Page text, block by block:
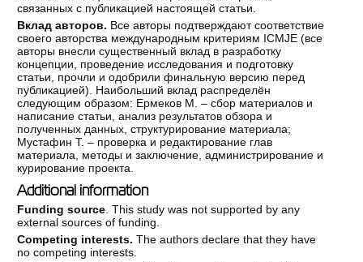
связанных с публикацией настоящей статьи.
Вклад авторов. Все авторы подтверждают соответствие
своего авторства международным критериям ICMJE (все
авторы внесли существенный вклад в разработку
концепции, проведение исследования и подготовку
статьи, прочли и одобрили финальную версию перед
публикацией). Наибольший вклад распределён
следующим образом: Ермеков М. – сбор материалов и
написание статьи, анализ результатов обзора и
полученных данных, структурирование материала;
Мустафин Т. – проверка и редактирование глав
материала, методы и заключение, администрирование и
курирование проекта.
Additional information
Funding source . This study was not supported by any
external sources of funding.
Competing interests. The authors declare that they have
no competing interests.